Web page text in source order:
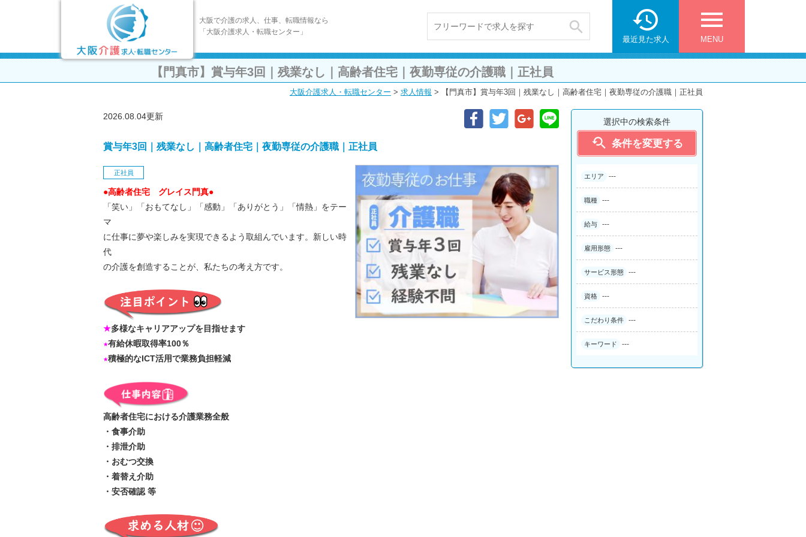
大阪で介護の求人、仕事、転職情報なら
「大阪介護求人・転職センター」
 menu
MENU

最近見た求人
【門真市】賞与年3回｜残業なし｜高齢者住宅｜夜勤専従の介護職｜正社員
大阪介護求人・転職センター > 求人情報 > 【門真市】賞与年3回｜残業なし｜高齢者住宅｜夜勤専従の介護職｜正社員
選択中の検索条件
 条件を変更する
エリア ---
職種 ---
給与 ---
雇用形態 ---
サービス形態 ---
資格 ---
こだわり条件 ---
キーワード ---
2026.08.04更新
賞与年3回｜残業なし｜高齢者住宅｜夜勤専従の介護職｜正社員
正社員
●高齢者住宅 グレイス門真●
「笑い」「おもてなし」「感動」「ありがとう」「情熱」をテー
マ
に仕事に夢や楽しみを実現できるよう取組んでいます。新しい時
代
の介護を創造することが、私たちの考え方です。
★多様なキャリアアップを目指せます
★有給休暇取得率100％
★積極的なICT活用で業務負担軽減
高齢者住宅における介護業務全般
・食事介助
・排泄介助
・おむつ交換
・着替え介助
・安否確認 等